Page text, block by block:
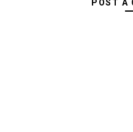
POST A